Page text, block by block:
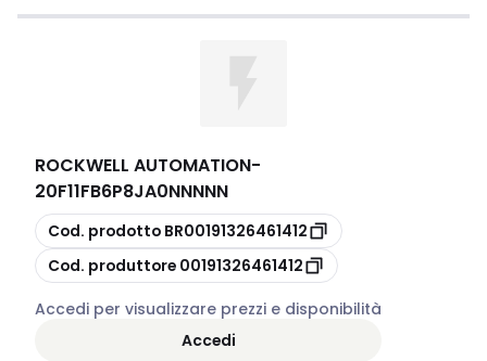
ROCKWELL AUTOMATION-
20F11FB6P8JA0NNNNN
copia
Cod. prodotto BR00191326461412
copia
Cod. produttore 00191326461412
Accedi per visualizzare prezzi e disponibilità
Accedi